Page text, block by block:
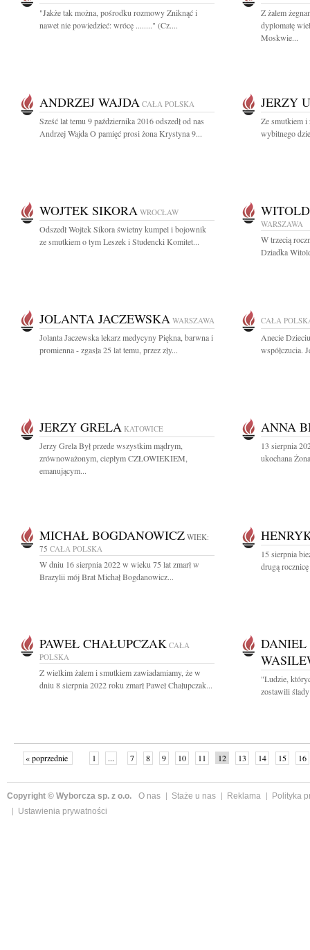
"Jakże tak można, pośrodku rozmowy Zniknąć i
nawet nie powiedzieć: wrócę ........" (Cz....
Z żalem
dyplomatę
Moskwie...
ANDRZEJ WAJDA CAŁA POLSKA
Sześć lat temu 9 października 2016 odszedł od nas
Andrzej Wajda O pamięć prosi żona Krystyna 9...
JERZY
Ze smutkiem i
wybitnego
WOJTEK SIKORA WROCŁAW
Odszedł Wojtek Sikora świetny kumpel i bojownik
ze smutkiem o tym Leszek i Studencki Komitet...
WARSZAWA
W trzecią
Dziadka
JOLANTA JACZEWSKA WARSZAWA
Jolanta Jaczewska lekarz medycyny Piękna, barwna i
promienna - zgasła 25 lat temu, przez zły...
CAŁA
Anecie
współczucia.
JERZY GRELA KATOWICE
Jerzy Grela Był przede wszystkim mądrym,
zrównoważonym, ciepłym CZŁOWIEKIEM,
emanującym...
ANNA
13 sierpnia
ukochana
MICHAŁ BOGDANOWICZ WIEK:
75 CAŁA POLSKA
W dniu 16 sierpnia 2022 w wieku 75 lat zmarł w
Brazylii mój Brat Michał Bogdanowicz...
15 sierpnia
drugą
PAWEŁ CHAŁUPCZAK CAŁA
POLSKA
Z wielkim żalem i smutkiem zawiadamiamy, że w
dniu 8 sierpnia 2022 roku zmarł Paweł Chałupczak...
DANIEL
"Ludzie,
zostawili
« poprzednie 1 ... 7 8 9 10 11 12 13 14 15 16
Copyright © Wyborcza sp. z o.o. O nas Staże u nas Reklama
Polityka
Ustawienia prywatności